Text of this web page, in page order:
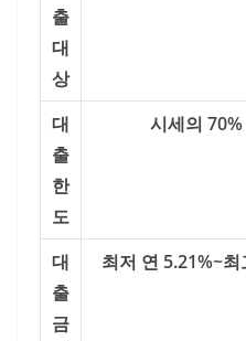
출
대
상
대
출
한
도
시세의
대
출
금
최저 연 5.21%~